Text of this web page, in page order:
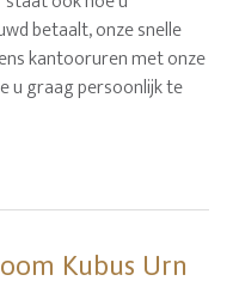
betaalt, onze snelle
kantooruren met onze
u graag persoonlijk te
Kubus Urn